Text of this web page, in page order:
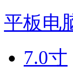
平板电
7.0寸